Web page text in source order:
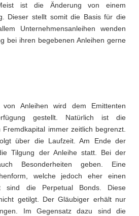
ist die Änderung von einem
Dieser stellt somit die Basis für die
Unternehmensanleihen wenden
bei ihren begebenen Anleihen gerne
Anleihen wird dem Emittenten
gestellt. Natürlich ist die
immer zeitlich begrenzt.
über die Laufzeit. Am Ende der
Tilgung der Anleihe statt. Bei der
Besonderheiten geben. Eine
welche jedoch eher einen
sind die Perpetual Bonds. Diese
getilgt. Der Gläubiger erhält nur
Im Gegensatz dazu sind die